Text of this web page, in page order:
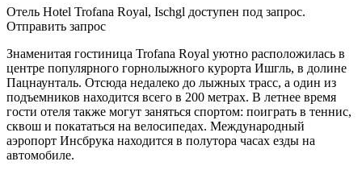
Отель Hotel Trofana Royal, Ischgl доступен под запрос.
Отправить запрос
Знаменитая гостиница Trofana Royal уютно расположилась в
центре популярного горнолыжного курорта Ишгль, в долине
Пацнаунталь. Отсюда недалеко до лыжных трасс, а один из
подъемников находится всего в 200 метрах. В летнее время
гости отеля также могут заняться спортом: поиграть в теннис,
сквош и покататься на велосипедах. Международный
аэропорт Инсбрука находится в полутора часах езды на
автомобиле.